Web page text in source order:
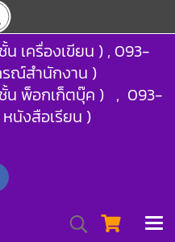
เครื่องเขียน ) , 093-
รณ์สำนักงาน )
น พ็อกเก็ตบุ๊ค ) , 093-
นังสือเรียน )